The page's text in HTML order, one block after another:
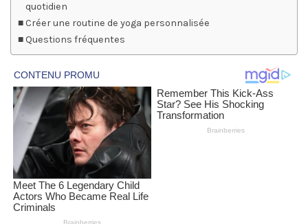
quotidien
Créer une routine de yoga personnalisée
Questions fréquentes